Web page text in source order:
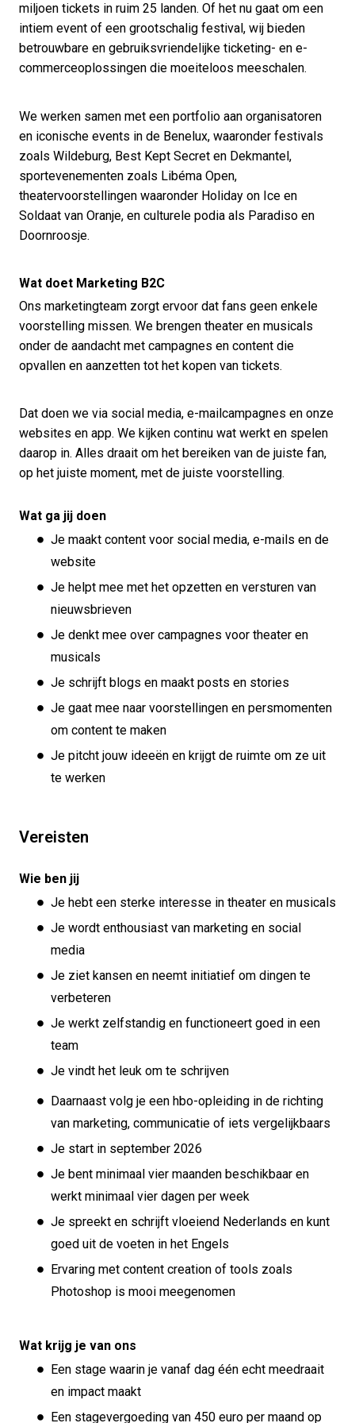
miljoen tickets in ruim 25 landen. Of het nu gaat om een
intiem event of een grootschalig festival, wij bieden
betrouwbare en gebruiksvriendelijke ticketing- en e-
commerceoplossingen die moeiteloos meeschalen.
We werken samen met een portfolio aan organisatoren
en iconische events in de Benelux, waaronder festivals
zoals Wildeburg, Best Kept Secret en Dekmantel,
sportevenementen zoals Libéma Open,
theatervoorstellingen waaronder Holiday on Ice en
Soldaat van Oranje, en culturele podia als Paradiso en
Doornroosje.
Wat doet Marketing B2C
Ons marketingteam zorgt ervoor dat fans geen enkele
voorstelling missen. We brengen theater en musicals
onder de aandacht met campagnes en content die
opvallen en aanzetten tot het kopen van tickets.
Dat doen we via social media, e-mailcampagnes en onze
websites en app. We kijken continu wat werkt en spelen
daarop in. Alles draait om het bereiken van de juiste fan,
op het juiste moment, met de juiste voorstelling.
Wat ga jij doen
Je maakt content voor social media, e-mails en de
website
Je helpt mee met het opzetten en versturen van
nieuwsbrieven
Je denkt mee over campagnes voor theater en
musicals
Je schrijft blogs en maakt posts en stories
Je gaat mee naar voorstellingen en persmomenten
om content te maken
Je pitcht jouw ideeën en krijgt de ruimte om ze uit
te werken
Vereisten
Wie ben jij
Je hebt een sterke interesse in theater en musicals
Je wordt enthousiast van marketing en social
media
Je ziet kansen en neemt initiatief om dingen te
verbeteren
Je werkt zelfstandig en functioneert goed in een
team
Je vindt het leuk om te schrijven
Daarnaast volg je een hbo-opleiding in de richting
van marketing, communicatie of iets vergelijkbaars
Je start in september 2026
Je bent minimaal vier maanden beschikbaar en
werkt minimaal vier dagen per week
Je spreekt en schrijft vloeiend Nederlands en kunt
goed uit de voeten in het Engels
Ervaring met content creation of tools zoals
Photoshop is mooi meegenomen
Wat krijg je van ons
Een stage waarin je vanaf dag één echt meedraait
en impact maakt
Een stagevergoeding van 450 euro per maand op